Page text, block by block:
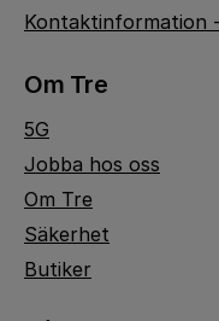
Kontaktinformation
Om Tre
5G
Jobba hos oss
Om Tre
Säkerhet
Butiker